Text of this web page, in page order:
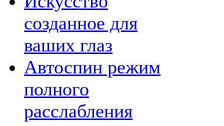
созданное для
ваших глаз
Автоспин режим
полного
расслабления